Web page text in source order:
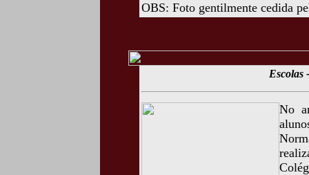
OBS: Foto gentilmente cedida
Escolas
No